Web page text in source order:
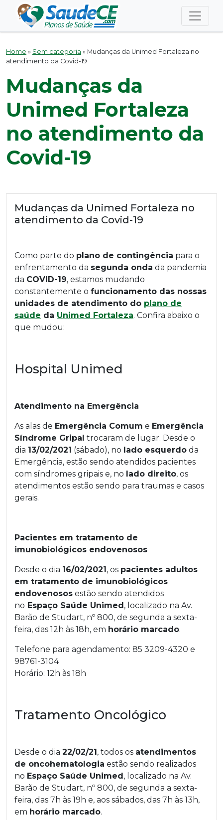
Home » Sem categoria » Mudanças da Unimed Fortaleza no
atendimento da Covid-19
Mudanças da
Unimed Fortaleza
no atendimento da
Covid-19
Mudanças da Unimed Fortaleza no
atendimento da Covid-19
Como parte do plano de contingência para o
enfrentamento da segunda onda da pandemia
da COVID-19, estamos mudando
constantemente o funcionamento das nossas
unidades de atendimento do plano de
saúde da Unimed Fortaleza. Confira abaixo o
que mudou:
Hospital Unimed
Atendimento na Emergência
As alas de Emergência Comum e Emergência
Síndrome Gripal trocaram de lugar. Desde o
dia 13/02/2021 (sábado), no lado esquerdo da
Emergência, estão sendo atendidos pacientes
com síndromes gripais e, no lado direito, os
atendimentos estão sendo para traumas e casos
gerais.
Pacientes em tratamento de
imunobiológicos endovenosos
Desde o dia 16/02/2021, os pacientes adultos
em tratamento de imunobiológicos
endovenosos estão sendo atendidos
no Espaço Saúde Unimed, localizado na Av.
Barão de Studart, nº 800, de segunda a sexta-
feira, das 12h às 18h, em horário marcado.
Telefone para agendamento: 85 3209-4320 e
98761-3104
Horário: 12h às 18h
Tratamento Oncológico
Desde o dia 22/02/21, todos os atendimentos
de oncohematologia estão sendo realizados
no Espaço Saúde Unimed, localizado na Av.
Barão de Studart, nº 800, de segunda a sexta-
feira, das 7h às 19h e, aos sábados, das 7h às 13h,
em horário marcado.